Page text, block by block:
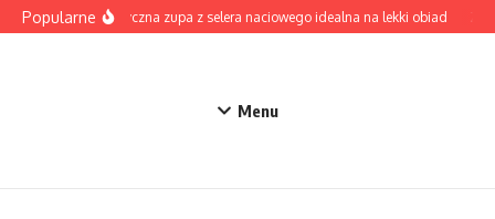
Przejdź do treści
PopularneAromatyczna zupa z selera naciowego idealna na lekki obiad
Menu